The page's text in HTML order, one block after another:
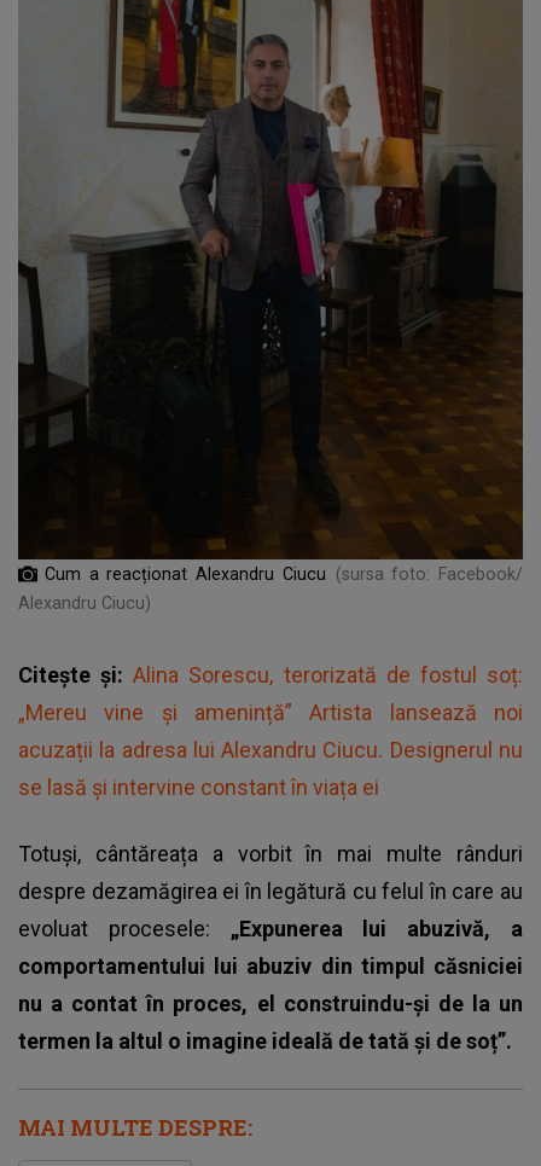
Cum a reacționat Alexandru Ciucu
(sursa foto: Facebook/
Alexandru Ciucu)
Citește și:Alina Sorescu, terorizată de fostul soț:
„Mereu vine și amenință” Artista lansează noi
acuzații la adresa lui Alexandru Ciucu. Designerul nu
se lasă și intervine constant în viața ei
Totuși, cântăreața a vorbit în mai multe rânduri
despre dezamăgirea ei în legătură cu felul în care au
evoluat procesele: „Expunerea lui abuzivă, a
comportamentului lui abuziv din timpul căsniciei
nu a contat în proces, el construindu-și de la un
termen la altul o imagine ideală de tată și de soț”.
MAI MULTE DESPRE: